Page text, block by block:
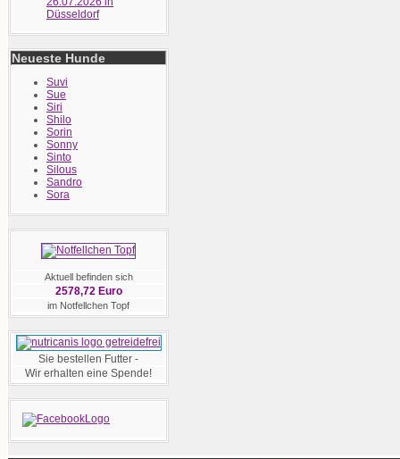
Düsseldorf
Neueste Hunde
Suvi
Sue
Siri
Shilo
Sorin
Sonny
Sinto
Silous
Sandro
Sora
Aktuell befinden sich
2578,72 Euro
im Notfellchen Topf
Sie bestellen Futter -
Wir erhalten eine Spende!